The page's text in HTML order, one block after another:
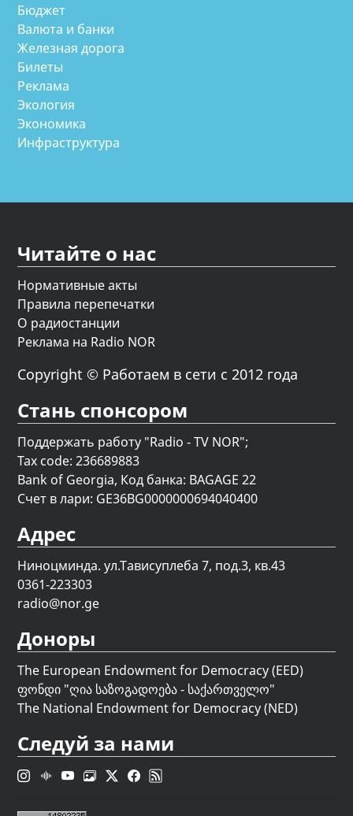
Бюджет
Валюта и банки
Железная дорога
Билеты
Реклама
Экология
Экономика
Инфраструктура
Читайте о нас
Нормативные акты
Правила перепечатки
О радиостанции
Реклама на Radio NOR
Copyright © Работаем в сети с 2012 года
Стань спонсором
Поддержать работу "Radio - TV NOR";
Tax code: 236689883
Bank of Georgia, Код банка: BAGAGE 22
Счет в лари: GE36BG0000000694040400
Адрес
Ниноцминда. ул.Тависуплеба 7, под.3, кв.43
0361-223303
radio@nor.ge
Доноры
The European Endowment for Democracy (EED)
ფონდი "ღია საზოგადოება - საქართველო"
The National Endowment for Democracy (NED)
Следуй за нами